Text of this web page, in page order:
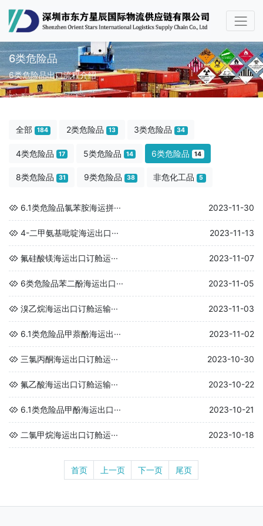
6类危险品
6类危险品出口流程介绍
全部 184 2类危险品 13 3类危险品 34
4类危险品 17 5类危险品 14 6类危险品 14
8类危险品 31 9类危险品 38 非危化工品 5
6.1类危险品氯苯胺海运拼··· 2023-11-30
4-二甲氨基吡啶海运出口··· 2023-11-13
氟硅酸镁海运出口订舱运··· 2023-11-07
6类危险品苯二酚海运出口··· 2023-11-05
溴乙烷海运出口订舱运输··· 2023-11-03
6.1类危险品甲萘酚海运出··· 2023-11-02
三氯丙酮海运出口订舱运··· 2023-10-30
氟乙酸海运出口订舱运输··· 2023-10-22
6.1类危险品甲酚海运出口··· 2023-10-21
二氯甲烷海运出口订舱运··· 2023-10-18
首页 上一页 下一页 尾页